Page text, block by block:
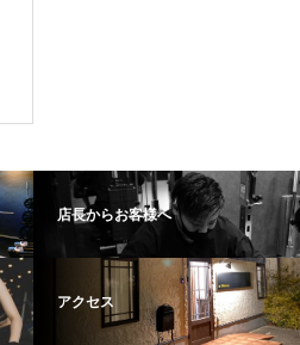
店長からお客様へ
アクセス